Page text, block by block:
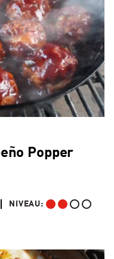
Popper
TO 2 HOURS"
NIVEAU:
INTERMÉDIAIRE